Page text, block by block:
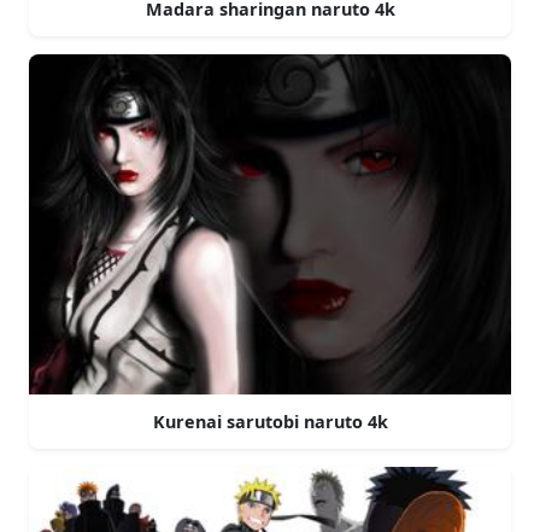
Madara sharingan naruto 4k
Kurenai sarutobi naruto 4k